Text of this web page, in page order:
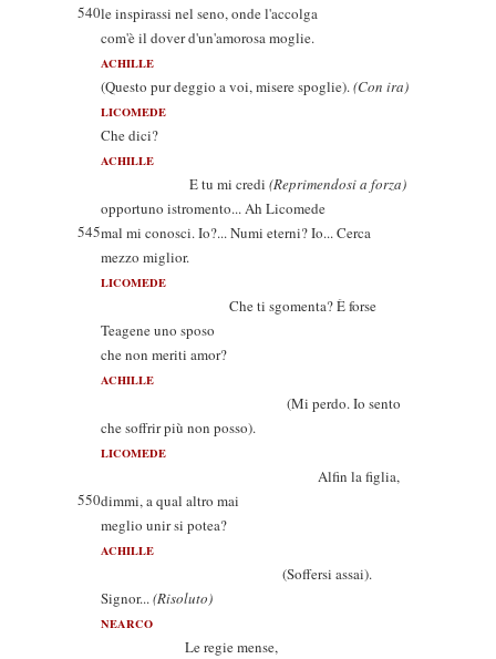
540le inspirassi nel seno, onde l'accolga
com'è il dover d'un'amorosa moglie.
ACHILLE
(Questo pur deggio a voi, misere spoglie).(Con ira)
LICOMEDE
Che dici?
ACHILLE
E tu mi credi (Reprimendosi a forza)
opportuno istromento... Ah Licomede
545mal mi conosci. Io?... Numi eterni? Io... Cerca
mezzo miglior.
LICOMEDE
Che ti sgomenta? È forse
Teagene uno sposo
che non meriti amor?
ACHILLE
(Mi perdo. Io sento
che soffrir più non posso).
LICOMEDE
Alfin la figlia,
550dimmi, a qual altro mai
meglio unir si potea?
ACHILLE
(Soffersi assai).
Signor...(Risoluto)
NEARCO
Le regie mense,